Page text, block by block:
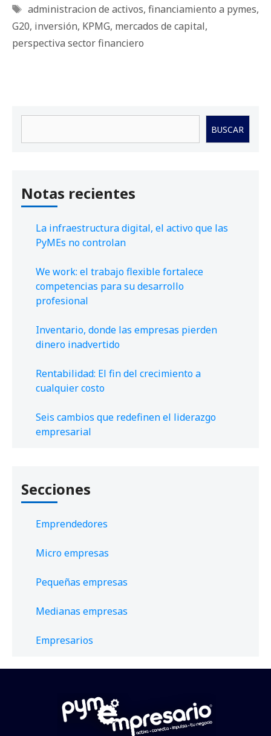
Etiquetas
administracion de activos, financiamiento a pymes,
G20, inversión, KPMG, mercados de capital,
perspectiva sector financiero
BUSCAR
Notas recientes
La infraestructura digital, el activo que las
PyMEs no controlan
We work: el trabajo flexible fortalece
competencias para su desarrollo
profesional
Inventario, donde las empresas pierden
dinero inadvertido
Rentabilidad: El fin del crecimiento a
cualquier costo
Seis cambios que redefinen el liderazgo
empresarial
Secciones
Emprendedores
Micro empresas
Pequeñas empresas
Medianas empresas
Empresarios